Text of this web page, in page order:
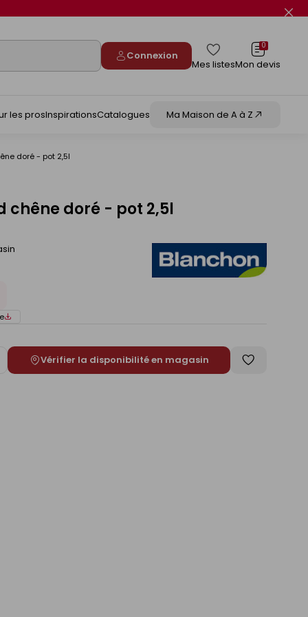
Connexion
Mes listes
0
Mon devis
les prosInspirationsCatalogues Ma Maison de A à Z
doré - pot 2,5l
chêne doré - pot 2,5l
Vérifier la disponibilité en magasin
Enregistrer